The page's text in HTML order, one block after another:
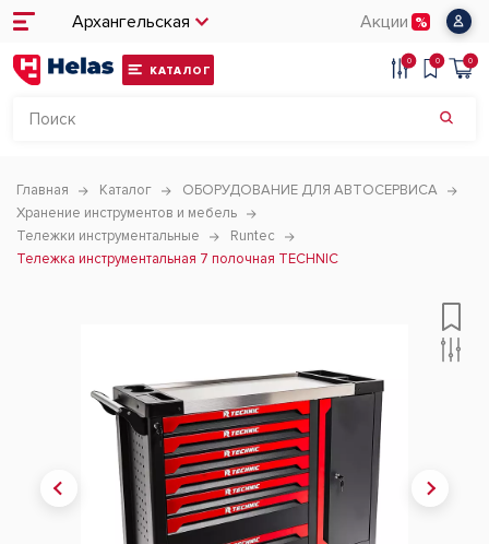
Архангельская Акции
КАТАЛОГ
0 0 0
Главная Каталог
ОБОРУДОВАНИЕ ДЛЯ АВТОСЕРВИСА
Хранение инструментов и мебель
Тележки инструментальные
Runtec
Тележка инструментальная 7 полочная TECHNIC